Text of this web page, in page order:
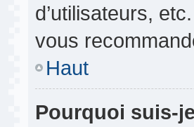
d’utilisateurs,
vous
Haut
Pourquoi suis-